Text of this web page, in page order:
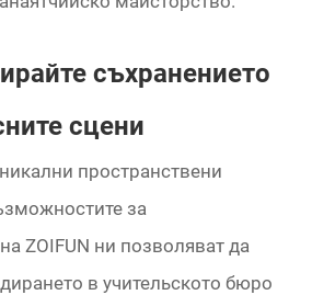
съхранението
сцени
пространствени
за
ZOIFUN ни позволяват да
в учительското бюро